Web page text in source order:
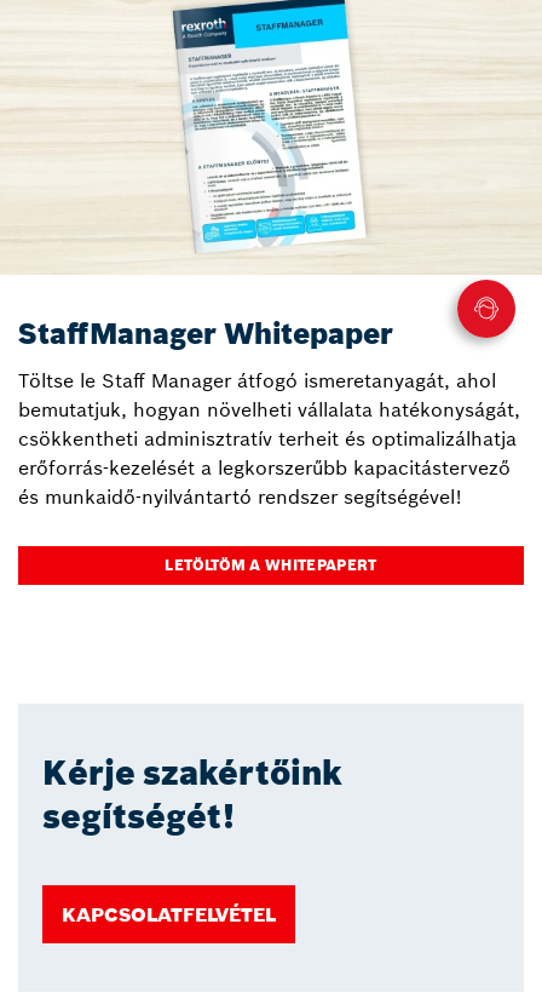
StaffManager Whitepaper
Töltse le Staff Manager átfogó ismeretanyagát, ahol
bemutatjuk, hogyan növelheti vállalata hatékonyságát,
csökkentheti adminisztratív terheit és optimalizálhatja
erőforrás-kezelését a legkorszerűbb kapacitástervező
és munkaidő-nyilvántartó rendszer segítségével!
LETÖLTÖM A WHITEPAPERT
Kérje szakértőink
segítségét!
KAPCSOLATFELVÉTEL